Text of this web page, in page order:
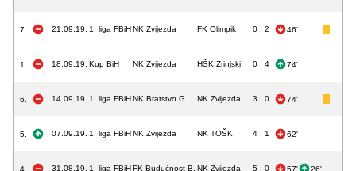
7. 21.09.19. 1. liga FBiHNK Zvijezda FK Olimpik 0 : 2 46'
1. 18.09.19. Kup BiH NK Zvijezda HŠK Zrinjski 0 : 4 74'
6. 14.09.19. 1. liga FBiHNK Bratstvo G. NK Zvijezda 3 : 0 74'
5. 07.09.19. 1. liga FBiHNK Zvijezda NK TOŠK 4 : 1 62'
4. 31.08.19. 1. liga FBiHFK Budućnost B. NK Zvijezda 5 : 0 57' 26'